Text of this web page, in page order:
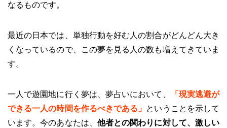
なるものです。
最近の日本では、単独行動を好む人の割合がどんどん大き
くなっているので、この夢を見る人の数も増えてきていま
す。
一人で遊園地に行く夢は、夢占いにおいて、
「現実逃避が
できる一人の時間を作るべきである」 ということを示して
います。今のあなたは、 他者との関わりに対して、激しい